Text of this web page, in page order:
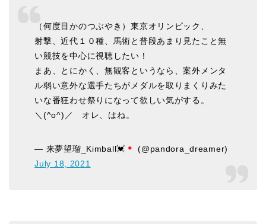
（何度目かのつぶやき）東京オリンピック、
射撃、近代１０種、馬術と普段あまり見たこと無
い競技を中心に視聴したい！
まあ、とにかく、無観客というなら、案外メンタ
ル弱い意外な選手たちがメダルを取りまくりみた
いな番狂わせ祭りになって欲しい気がする。
＼(^o^)／ オレ、はね。
— 来夢望瑠_Kimball💓
(@pandora_dreamer)
July 18, 2021